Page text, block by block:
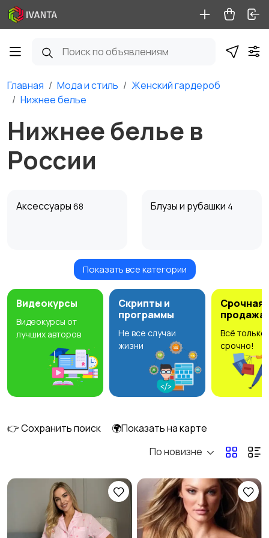
Главная Мода и стиль
Женский гардероб
Нижнее белье
Нижнее белье в
России
Аксессуары 68 Блузы и рубашки 4
Будущим мамам Верхняя одежда
6 Домашняя одежда
Нижнее белье20 Обувь84
Показать все категории
Видеокурсы
Видеокурсы от
лучших авторов
Скрипты и
программы
Не все случаи
жизни
Срочная
продажа
Всё только
срочно!
👉 Сохранить поиск
🌍Показать на карте
По новизне